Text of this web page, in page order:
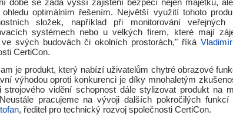
době se žádá vyšší zajištění bezpečí nejen majetku,
optimálním řešením. Největší využití tohoto
složek, například při monitorování
systémech nebo u velkých firem, které mají
ve svých budovách či okolních prostorách," říká
CertiCon.
je produkt, který nabízí uživatelům chytré obrazové
výhodou oproti konkurenci je díky mnohaletým
strojového vidění schopnost dále stylizovat produkt na
pracujeme na vývoji dalších pokročilých
, ředitel pro technický rozvoj společnosti CertiCon.